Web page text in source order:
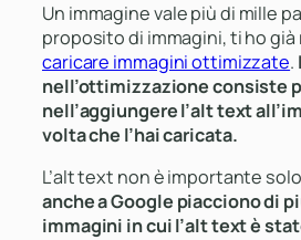
Un immagine vale più di mille
proposito di immagini, ti ho
caricare immagini ottimizzate.
nell’ottimizzazione consiste
nell’aggiungere l’alt text
volta che l’hai caricata.
L’alt text non è importante
anche a Google piacciono di
immagini in cui l’alt text è